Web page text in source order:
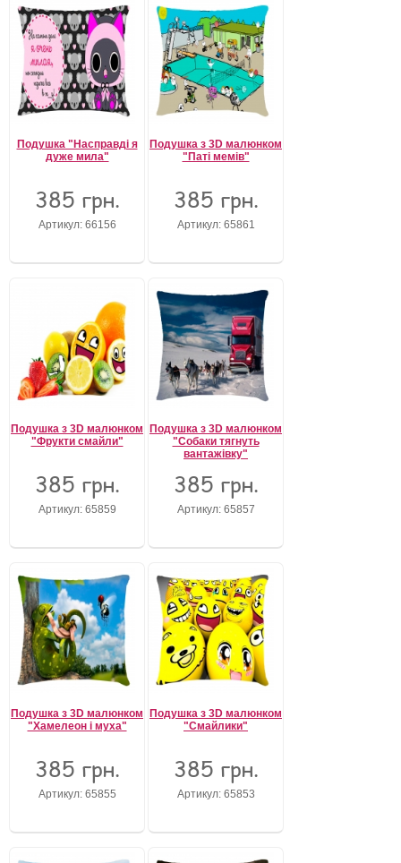
Подушка "Насправді я
дуже мила"
385 грн.
Артикул: 66156
Подушка з 3D малюнком
"Паті мемів"
385 грн.
Артикул: 65861
Подушка з 3D малюнком
"Фрукти смайли"
385 грн.
Артикул: 65859
Подушка з 3D малюнком
"Собаки тягнуть
вантажівку"
385 грн.
Артикул: 65857
Подушка з 3D малюнком
"Хамелеон і муха"
385 грн.
Артикул: 65855
Подушка з 3D малюнком
"Смайлики"
385 грн.
Артикул: 65853